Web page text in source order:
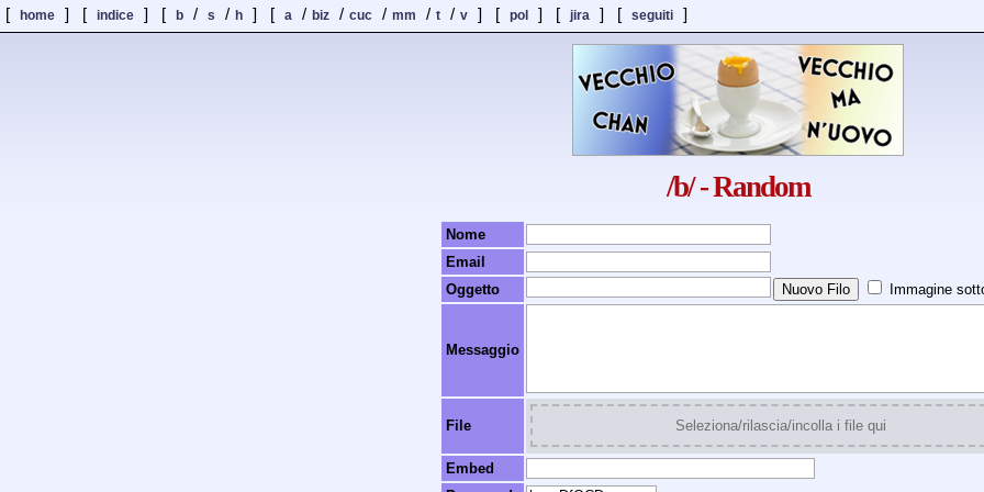
[ home ] [ indice ] [ b / s / h ] [ a / biz / cuc / mm / t / v ] [ pol ] [ jira ] [ seguiti ]
/b/ - Random
Nome
Email
Oggetto
Immagine
Messaggio
File Seleziona/rilascia/incolla i file qui
Embed